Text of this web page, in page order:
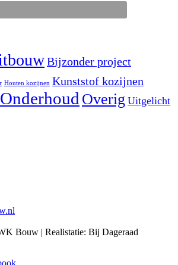
Bijzonder project
Houten kozijnen Kunststof kozijnen
Onderhoud Overig Uitgelicht
Bouw | Realistatie: Bij Dageraad